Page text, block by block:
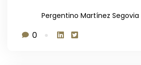
Pergentino Martínez Segovia
0